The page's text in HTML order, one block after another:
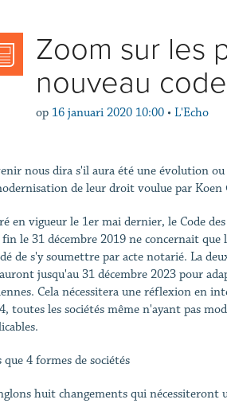
Zoom sur les
nouveau
op 16 januari 2020 10:00 • L'Echo
nous dira s'il aura été une évolution
de leur droit voulue par Koen
en vigueur le 1er mai dernier, le Code
le 31 décembre 2019 ne concernait que
de s'y soumettre par acte notarié. La
jusqu'au 31 décembre 2023 pour
Cela nécessitera une réflexion en
toutes les sociétés même n'ayant pas
que 4 formes de sociétés
huit changements qui nécessiteront